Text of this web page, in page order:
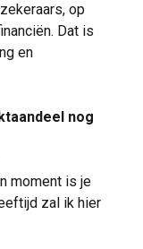
op
Dat is
en
nog
moment is je
zal ik hier